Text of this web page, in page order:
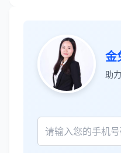
金
助
张先生
服务专业高效，